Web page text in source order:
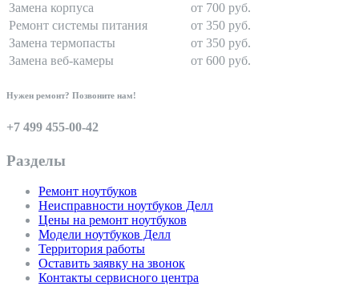
Замена корпуса
от 700 руб.
Ремонт системы питания
от 350 руб.
Замена термопасты
от 350 руб.
Замена веб-камеры
от 600 руб.
Нужен ремонт? Позвоните нам!
+7 499 455-00-42
Разделы
Ремонт ноутбуков
Неисправности ноутбуков Делл
Цены на ремонт ноутбуков
Модели ноутбуков Делл
Территория работы
Оставить заявку на звонок
Контакты сервисного центра